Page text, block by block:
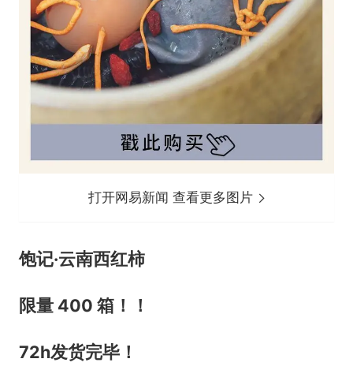
打开网易新闻 查看更多图片
饱记·云南西红柿
限量 400 箱！！
72h发货完毕！